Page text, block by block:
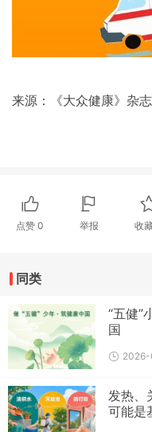
来源：《大众健康》杂志
点赞 0 举报 收
同类
“五健”
国
发热、
可能是